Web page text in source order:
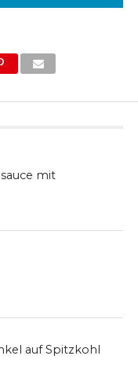
mit
auf Spitzkohl